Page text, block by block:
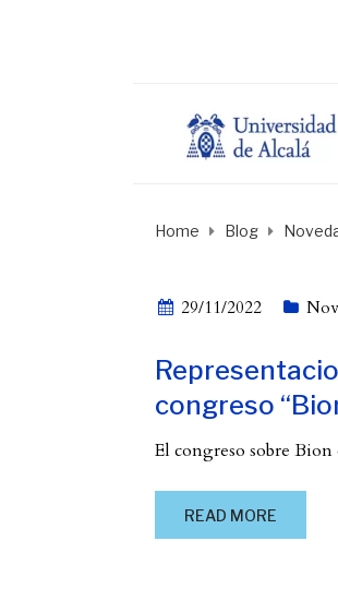
Home Blog
29/11/2022
congreso
El congreso sobre
READ MORE